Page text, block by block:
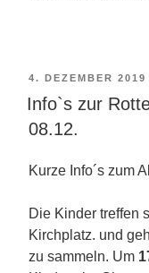
VERÖFFENTLICHT
AM
4. DEZEMBER 2019
Info`s zur
08.12.
Kurze Info´s zum
Die Kinder treffen
Kirchplatz. und
zu sammeln. Um